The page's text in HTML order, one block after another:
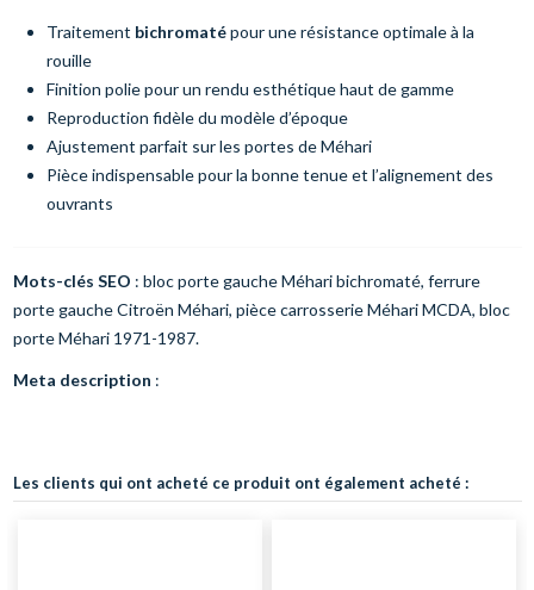
Traitement bichromatépour une résistance optimale à la
rouille
Finition polie pour un rendu esthétique haut de gamme
Reproduction fidèle du modèle d’époque
Ajustement parfait sur les portes de Méhari
Pièce indispensable pour la bonne tenue et l’alignement des
ouvrants
Mots-clés SEO : bloc porte gauche Méhari bichromaté, ferrure
porte gauche Citroën Méhari, pièce carrosserie Méhari MCDA, bloc
porte Méhari 1971-1987.
Meta description :
Les clients qui ont acheté ce produit ont également acheté :